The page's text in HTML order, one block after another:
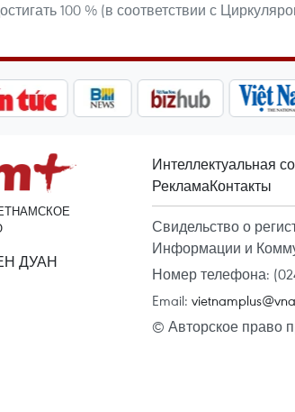
100 % (в соответствии с
ДУАН
Интеллектуальная
РекламаКонтакты
Свидельство о
Информации и
Номер телефона:
Email:
© Авторское право